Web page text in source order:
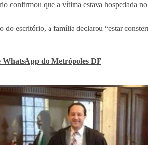
confirmou que a vítima estava hospedada
do escritório, a família declarou “estar
WhatsApp do Metrópoles DF